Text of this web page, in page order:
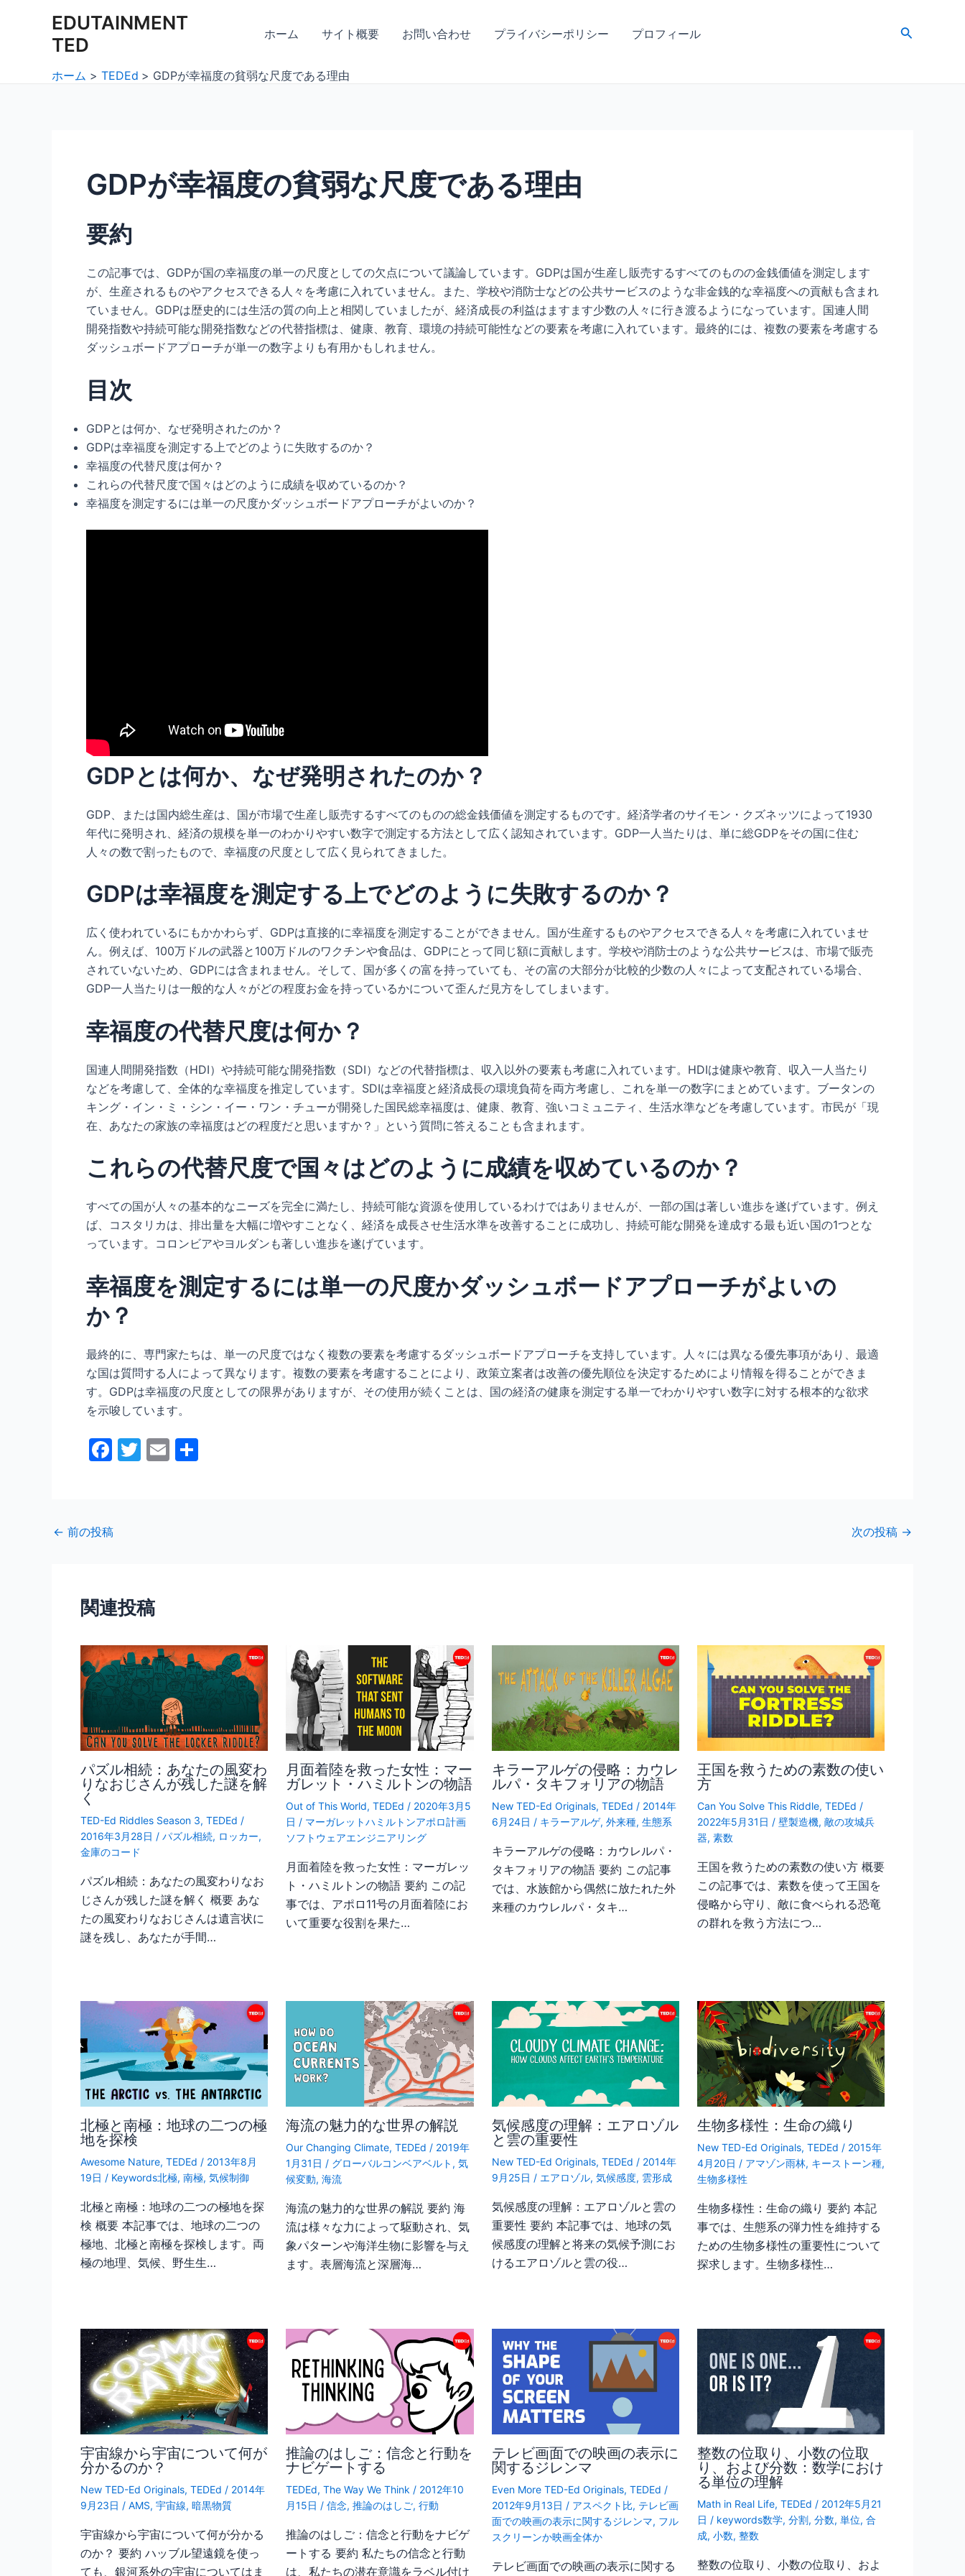
EDUTAINMENT
TED
ホーム サイト概要 お問い合わせ プライバシーポリシー プロフィール
検
ホーム TEDEd GDPが幸福度の貧弱な尺度である理由
GDPが幸福度の貧弱な尺度である理由
要約
この記事では、GDPが国の幸福度の単一の尺度としての欠点について議論しています。GDPは国が生産し販売するすべてのものの金銭価値を測定します
が、生産されるものやアクセスできる人々を考慮に入れていません。また、学校や消防士などの公共サービスのような非金銭的な幸福度への貢献も含まれ
ていません。GDPは歴史的には生活の質の向上と相関していましたが、経済成長の利益はますます少数の人々に行き渡るようになっています。国連人間
開発指数や持続可能な開発指数などの代替指標は、健康、教育、環境の持続可能性などの要素を考慮に入れています。最終的には、複数の要素を考慮する
ダッシュボードアプローチが単一の数字よりも有用かもしれません。
目次
GDPとは何か、なぜ発明されたのか？
GDPは幸福度を測定する上でどのように失敗するのか？
幸福度の代替尺度は何か？
これらの代替尺度で国々はどのように成績を収めているのか？
幸福度を測定するには単一の尺度かダッシュボードアプローチがよいのか？
GDPとは何か、なぜ発明されたのか？
GDP、または国内総生産は、国が市場で生産し販売するすべてのものの総金銭価値を測定するものです。経済学者のサイモン・クズネッツによって1930
年代に発明され、経済の規模を単一のわかりやすい数字で測定する方法として広く認知されています。GDP一人当たりは、単に総GDPをその国に住む
人々の数で割ったもので、幸福度の尺度として広く見られてきました。
GDPは幸福度を測定する上でどのように失敗するのか？
広く使われているにもかかわらず、GDPは直接的に幸福度を測定することができません。国が生産するものやアクセスできる人々を考慮に入れていませ
ん。例えば、100万ドルの武器と100万ドルのワクチンや食品は、GDPにとって同じ額に貢献します。学校や消防士のような公共サービスは、市場で販売
されていないため、GDPには含まれません。そして、国が多くの富を持っていても、その富の大部分が比較的少数の人々によって支配されている場合、
GDP一人当たりは一般的な人々がどの程度お金を持っているかについて歪んだ見方をしてしまいます。
幸福度の代替尺度は何か？
国連人間開発指数（HDI）や持続可能な開発指数（SDI）などの代替指標は、収入以外の要素も考慮に入れています。HDIは健康や教育、収入一人当たり
などを考慮して、全体的な幸福度を推定しています。SDIは幸福度と経済成長の環境負荷を両方考慮し、これを単一の数字にまとめています。ブータンの
キング・イン・ミ・シン・イー・ワン・チューが開発した国民総幸福度は、健康、教育、強いコミュニティ、生活水準などを考慮しています。市民が「現
在、あなたの家族の幸福度はどの程度だと思いますか？」という質問に答えることも含まれます。
これらの代替尺度で国々はどのように成績を収めているのか？
すべての国が人々の基本的なニーズを完全に満たし、持続可能な資源を使用しているわけではありませんが、一部の国は著しい進歩を遂げています。例え
ば、コスタリカは、排出量を大幅に増やすことなく、経済を成長させ生活水準を改善することに成功し、持続可能な開発を達成する最も近い国の1つとな
っています。コロンビアやヨルダンも著しい進歩を遂げています。
幸福度を測定するには単一の尺度かダッシュボードアプローチがよいの
か？
最終的に、専門家たちは、単一の尺度ではなく複数の要素を考慮するダッシュボードアプローチを支持しています。人々には異なる優先事項があり、最適
な国は質問する人によって異なります。複数の要素を考慮することにより、政策立案者は改善の優先順位を決定するためにより情報を得ることができま
す。GDPは幸福度の尺度としての限界がありますが、その使用が続くことは、国の経済の健康を測定する単一でわかりやすい数字に対する根本的な欲求
を示唆しています。
F
b
k
T
E
navigation
← 前の投稿 次の投稿 →
関連投稿
パズル相続：あなたの風変わ
りなおじさんが残した謎を解
く
TED-Ed Riddles Season 3, TEDEd /
2016年3月28日 / パズル相続, ロッカー,
金庫のコード
パズル相続：あなたの風変わりなお
じさんが残した謎を解く 概要 あな
たの風変わりなおじさんは遺言状に
謎を残し、あなたが手間…
月面着陸を救った女性：マー
ガレット・ハミルトンの物語
Out of This World,TEDEd / 2020年3月5
日 / マーガレットハミルトンアポロ計画
ソフトウェアエンジニアリング
月面着陸を救った女性：マーガレッ
ト・ハミルトンの物語 要約 この記
事では、アポロ11号の月面着陸にお
いて重要な役割を果た…
キラーアルゲの侵略：カウレ
ルパ・タキフォリアの物語
New TED-Ed Originals, TEDEd / 2014年
6月24日 / キラーアルゲ, 外来種, 生態系
キラーアルゲの侵略：カウレルパ・
タキフォリアの物語 要約 この記事
では、水族館から偶然に放たれた外
来種のカウレルパ・タキ…
王国を救うための素数の使い
方
Can You Solve This Riddle, TEDEd /
2022年5月31日 / 壁製造機, 敵の攻城兵
器, 素数
王国を救うための素数の使い方 概要
この記事では、素数を使って王国を
侵略から守り、敵に食べられる恐竜
の群れを救う方法につ…
北極と南極：地球の二つの極
地を探検
Awesome Nature, TEDEd / 2013年8月
19日 / Keywords北極, 南極, 気候制御
北極と南極：地球の二つの極地を探
検 概要 本記事では、地球の二つの
極地、北極と南極を探検します。両
極の地理、気候、野生生…
海流の魅力的な世界の解説
Our Changing Climate,TEDEd / 2019年
1月31日 / グローバルコンベアベルト ,気
候変動,海流
海流の魅力的な世界の解説 要約 海
流は様々な力によって駆動され、気
象パターンや海洋生物に影響を与え
ます。表層海流と深層海…
気候感度の理解：エアロゾル
と雲の重要性
New TED-Ed Originals, TEDEd / 2014年
9月25日 / エアロゾル, 気候感度, 雲形成
気候感度の理解：エアロゾルと雲の
重要性 要約 本記事では、地球の気
候感度の理解と将来の気候予測にお
けるエアロゾルと雲の役…
生物多様性：生命の織り
New TED-Ed Originals, TEDEd / 2015年
4月20日 / アマゾン雨林, キーストーン種,
生物多様性
生物多様性：生命の織り 要約 本記
事では、生態系の弾力性を維持する
ための生物多様性の重要性について
探求します。生物多様性…
宇宙線から宇宙について何が
分かるのか？
New TED-Ed Originals, TEDEd / 2014年
9月23日 / AMS, 宇宙線, 暗黒物質
宇宙線から宇宙について何が分かる
のか？ 要約 ハッブル望遠鏡を使っ
ても、銀河系外の宇宙についてはま
推論のはしご：信念と行動を
ナビゲートする
TEDEd,The Way We Think / 2012年10
月15日 /信念,推論のはしご,行動
推論のはしご：信念と行動をナビゲ
ートする 要約 私たちの信念と行動
は、私たちの潜在意識をラベル付け
テレビ画面での映画の表示に
関するジレンマ
Even More TED-Ed Originals, TEDEd /
2012年9月13日 / アスペクト比, テレビ画
面での映画の表示に関するジレンマ, フル
スクリーンか映画全体か
テレビ画面での映画の表示に関する
整数の位取り、小数の位取
り、および分数：数学におけ
る単位の理解
Math in Real Life, TEDEd / 2012年5月21
日 / keywords数学, 分割, 分数, 単位, 合
成, 小数, 整数
整数の位取り、小数の位取り、およ